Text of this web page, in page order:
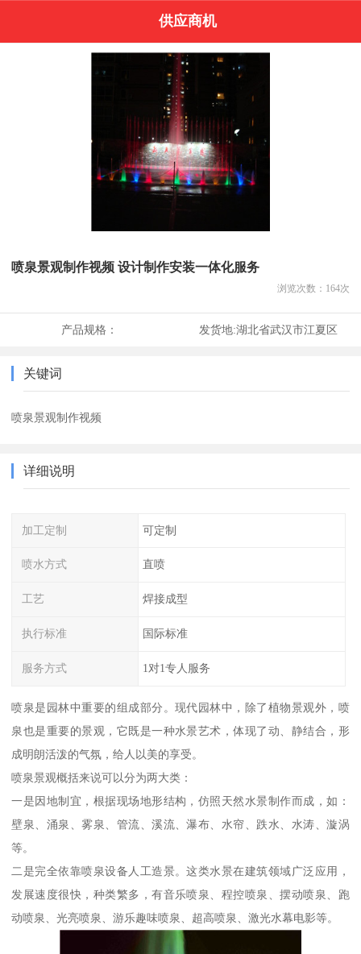
供应商机
喷泉景观制作视频 设计制作安装一体化服务
浏览次数： 164次
产品规格： 发货地:湖北省武汉市江夏区
关键词
喷泉景观制作视频
详细说明
加工定制 可定制
喷水方式 直喷
工艺 焊接成型
执行标准 国际标准
服务方式 1对1专人服务
喷泉是园林中重要的组成部分。现代园林中，除了植物景观外，喷
泉也是重要的景观，它既是一种水景艺术，体现了动、静结合，形
成明朗活泼的气氛，给人以美的享受。
喷泉景观概括来说可以分为两大类：
一是因地制宜，根据现场地形结构，仿照天然水景制作而成，如：
壁泉、涌泉、雾泉、管流、溪流、瀑布、水帘、跌水、水涛、漩涡
等。
二是完全依靠喷泉设备人工造景。这类水景在建筑领域广泛应用，
发展速度很快，种类繁多，有音乐喷泉、程控喷泉、摆动喷泉、跑
动喷泉、光亮喷泉、游乐趣味喷泉、超高喷泉、激光水幕电影等。